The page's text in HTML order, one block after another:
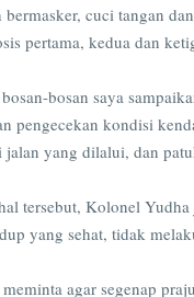
cuci tangan
pertama, kedua dan
bosan saya
pengecekan kondisi
jalan yang dilalui, dan
tersebut, Kolonel
yang sehat, tidak
agar segenap